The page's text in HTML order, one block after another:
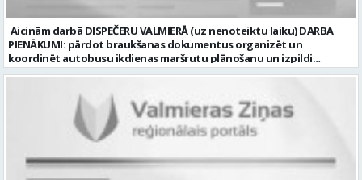
Aicinām darbā DISPEČERU VALMIERĀ (uz nenoteiktu laiku) DARBA
PIENĀKUMI: pārdot braukšanas dokumentus organizēt un
koordinēt autobusu ikdienas maršrutu plānošanu un izpildi
nodrošināt autobusu vadītāju dienas darba uzdevumu
profesionālā izglītība augsta atbildības sajūta, precizitāte un labas
komunikācijas spējas labas iemaņas darbā ar datoru un
elektronisko kases aparātu UZŅĒMUMS PIEDĀVĀ: darbu stabilā
uzņēmumā darba laiku: maiņu grafiks (1. dežūra no plkst. 05.20 līdz
plkst. 16.20 un 2.dežūra no plkst. 12.50-21.00) darba samaksu sākot no
1100 līdz 1250 EUR (pirms nodokļu nomaksas) pilnas sociālās